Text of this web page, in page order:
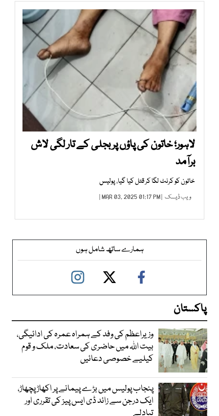
لاہور؛ خاتون کی پاؤں پر بجلی کے تار لگی لاش
برآمد
خاتون کو کرنٹ لگا کر قتل کیا گیا، پولیس
ویب ڈیسک | MAR 03, 2025 01:17 PM |
ہمارے ساتھ شامل ہوں
پاکستان
وزیراعظم کی وفد کے ہمراہ عمرہ کی ادائیگی،
بیت اللہ میں حاضری کی سعادت، ملک و قوم
کیلیے خصوصی دعائیں
پنجاب پولیس میں بڑے پیمانے پر اکھاڑ پچھاڑ،
ایک درجن سے زائد ڈی ایس پیز کی تقرری اور
تبادلے